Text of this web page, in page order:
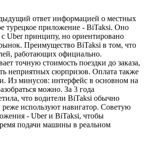
ответ информацией о местных
турецкое приложение - BiTaksi. Оно
с Uber принципу, но ориентировано
Преимущество BiTaksi в том, что
работающих официально.
точную стоимость поездки до заказа,
неприятных сюрпризов. Оплата также
Из минусов: интерфейс в основном на
можно. За 3 года
что водители BiTaksi обычно
используют навигатор. Советую
- Uber и BiTaksi, чтобы
подачи машины в реальном